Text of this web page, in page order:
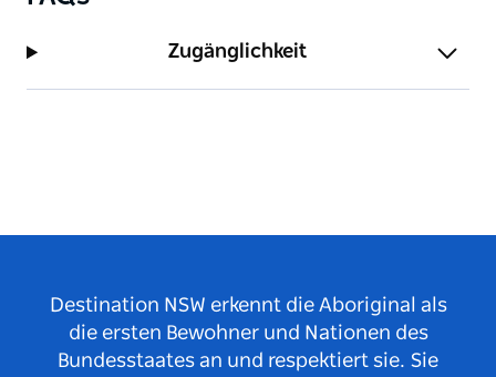
Zugänglichkeit
Destination NSW erkennt die Aboriginal als
die ersten Bewohner und Nationen des
Bundesstaates an und respektiert sie. Sie